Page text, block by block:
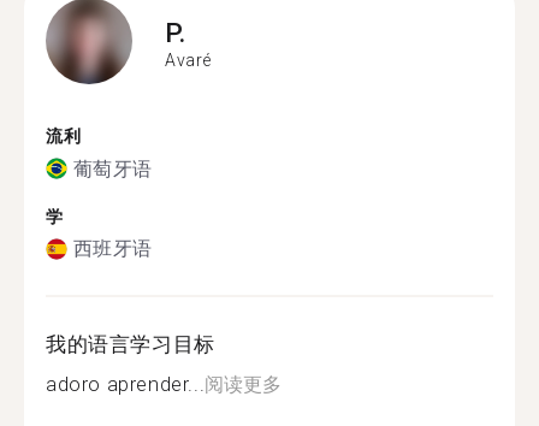
P.
Avaré
流利
葡萄牙语
学
西班牙语
我的语言学习目标
adoro aprender...阅读更多